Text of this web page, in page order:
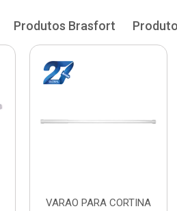
Produtos Brasfort
VARAO PARA CORTINA